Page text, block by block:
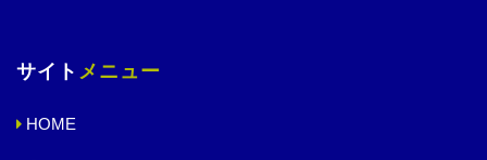
サイト メニュー
HOME